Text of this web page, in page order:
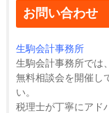
お問い合わせ
生駒会計事務所
生駒会計事務所では
無料相談会を開催し
い。
税理士が丁寧にアド